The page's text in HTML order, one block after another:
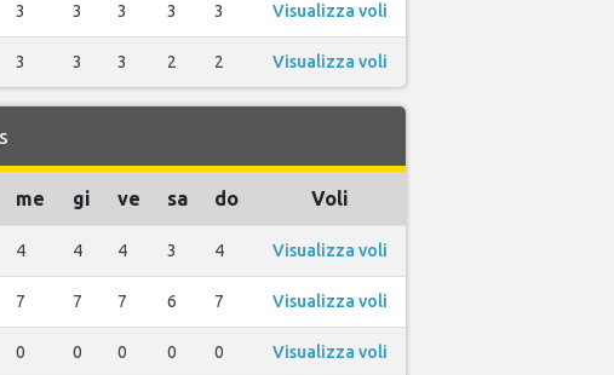
3 3 3 3 3 Visualizza voli
3 3 3 2 2 Visualizza voli
me gi ve sa do Voli
4 4 4 3 4 Visualizza voli
7 7 7 6 7 Visualizza voli
0 0 0 0 0 Visualizza voli